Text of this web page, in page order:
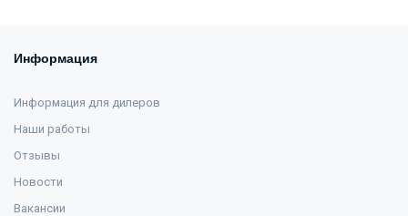
Информация
Информация для дилеров
Наши работы
Отзывы
Новости
Вакансии